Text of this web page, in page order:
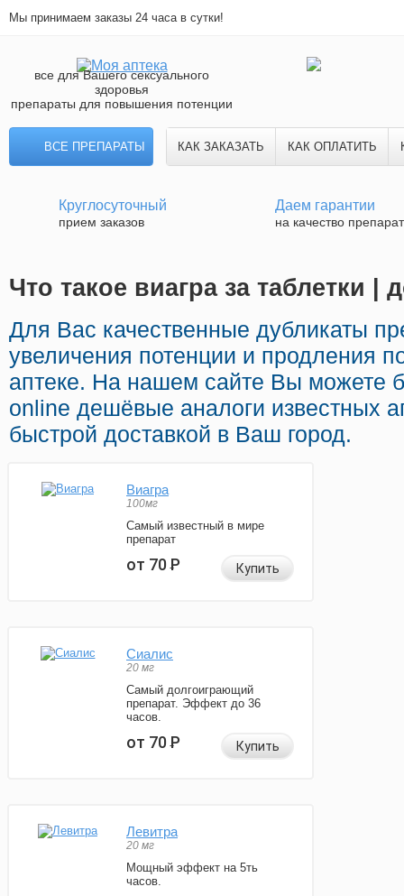
Мы принимаем заказы 24 часа в сутки!
все для Вашего сексуального
здоровья
препараты для повышения потенции
ВСЕ ПРЕПАРАТЫ КАК ЗАКАЗАТЬ КАК ОПЛАТИТЬ
Круглосуточный
прием заказов
Даем гарантии
на качество
Что такое виагра за таблетки |
Для Вас качественные дубликаты
увеличения потенции и продления
аптеке. На нашем сайте Вы можете
online дешёвые аналоги известных
быстрой доставкой в Ваш город.
Виагра
100мг
Самый известный в мире
препарат
от 70Р Купить
Сиалис
20 мг
Самый долгоиграющий
препарат. Эффект до 36
часов.
от 70Р Купить
Левитра
20 мг
Мощный эффект на 5ть
часов.